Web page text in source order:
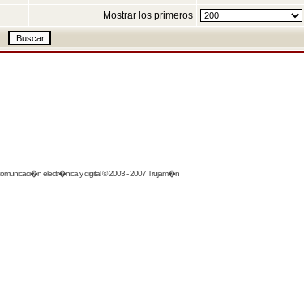
Mostrar los primeros
electr�nica y digital © 2003 - 2007 Trujam�n